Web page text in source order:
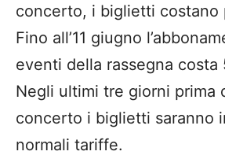
concerto, i biglietti costano
Fino all’11 giugno
eventi della rassegna costa
Negli ultimi tre giorni prima
concerto i biglietti saranno
normali tariffe.